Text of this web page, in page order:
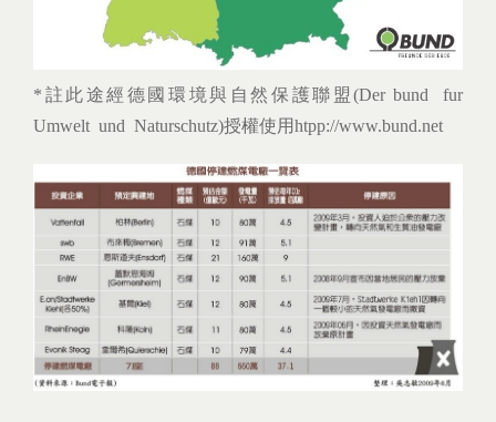
*註此途經德國環境與自然保護聯盟(Der bund fur
Umwelt und Naturschutz)授權使用htpp://www.bund.net